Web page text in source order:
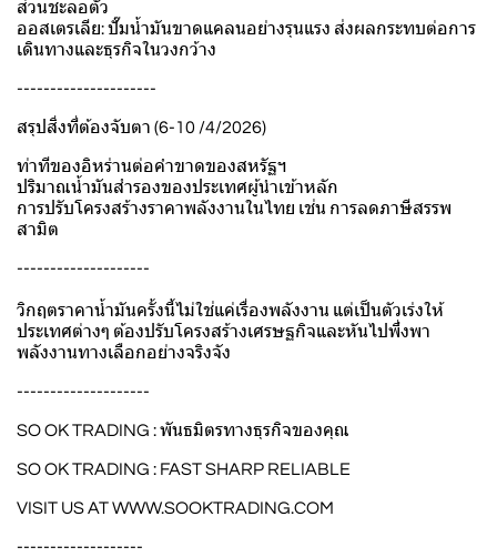
ส่วนชะลอตัว
ออสเตรเลีย: ปั๊มน้ำมันขาดแคลนอย่างรุนแรง ส่งผลกระทบต่อการ
เดินทางและธุรกิจในวงกว้าง
---------------------
สรุปสิ่งที่ต้องจับตา (6-10 /4/2026)
ท่าทีของอิหร่านต่อคำขาดของสหรัฐฯ
ปริมาณน้ำมันสำรองของประเทศผู้นำเข้าหลัก
การปรับโครงสร้างราคาพลังงานในไทย เช่น การลดภาษีสรรพ
สามิต
--------------------
วิกฤตราคาน้ำมันครั้งนี้ไม่ใช่แค่เรื่องพลังงาน แต่เป็นตัวเร่งให้
ประเทศต่างๆ ต้องปรับโครงสร้างเศรษฐกิจและหันไปพึ่งพา
พลังงานทางเลือกอย่างจริงจัง
--------------------
SO OK TRADING : พันธมิตรทางธุรกิจของคุณ
SO OK TRADING : FAST SHARP RELIABLE
VISIT US ATWWW.SOOKTRADING.COM
-------------------